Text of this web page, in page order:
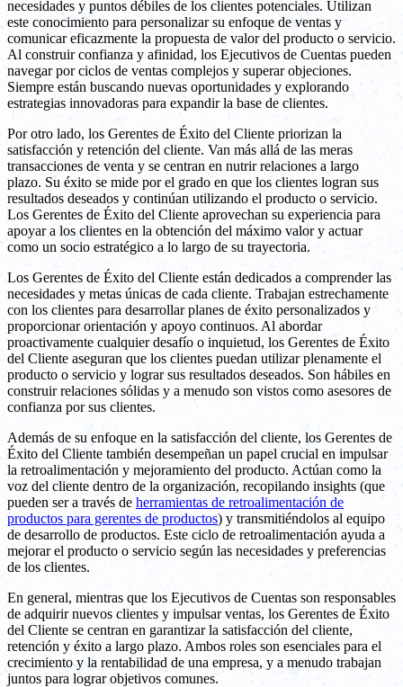
necesidades y puntos débiles de los clientes potenciales. Utilizan
este conocimiento para personalizar su enfoque de ventas y
comunicar eficazmente la propuesta de valor del producto o servicio.
Al construir confianza y afinidad, los Ejecutivos de Cuentas pueden
navegar por ciclos de ventas complejos y superar objeciones.
Siempre están buscando nuevas oportunidades y explorando
estrategias innovadoras para expandir la base de clientes.
Por otro lado, los Gerentes de Éxito del Cliente priorizan la
satisfacción y retención del cliente. Van más allá de las meras
transacciones de venta y se centran en nutrir relaciones a largo
plazo. Su éxito se mide por el grado en que los clientes logran sus
resultados deseados y continúan utilizando el producto o servicio.
Los Gerentes de Éxito del Cliente aprovechan su experiencia para
apoyar a los clientes en la obtención del máximo valor y actuar
como un socio estratégico a lo largo de su trayectoria.
Los Gerentes de Éxito del Cliente están dedicados a comprender las
necesidades y metas únicas de cada cliente. Trabajan estrechamente
con los clientes para desarrollar planes de éxito personalizados y
proporcionar orientación y apoyo continuos. Al abordar
proactivamente cualquier desafío o inquietud, los Gerentes de Éxito
del Cliente aseguran que los clientes puedan utilizar plenamente el
producto o servicio y lograr sus resultados deseados. Son hábiles en
construir relaciones sólidas y a menudo son vistos como asesores de
confianza por sus clientes.
Además de su enfoque en la satisfacción del cliente, los Gerentes de
Éxito del Cliente también desempeñan un papel crucial en impulsar
la retroalimentación y mejoramiento del producto. Actúan como la
voz del cliente dentro de la organización, recopilando insights (que
pueden ser a través de herramientas de retroalimentación de
productos para gerentes de productos) y transmitiéndolos al equipo
de desarrollo de productos. Este ciclo de retroalimentación ayuda a
mejorar el producto o servicio según las necesidades y preferencias
de los clientes.
En general, mientras que los Ejecutivos de Cuentas son responsables
de adquirir nuevos clientes y impulsar ventas, los Gerentes de Éxito
del Cliente se centran en garantizar la satisfacción del cliente,
retención y éxito a largo plazo. Ambos roles son esenciales para el
crecimiento y la rentabilidad de una empresa, y a menudo trabajan
juntos para lograr objetivos comunes.